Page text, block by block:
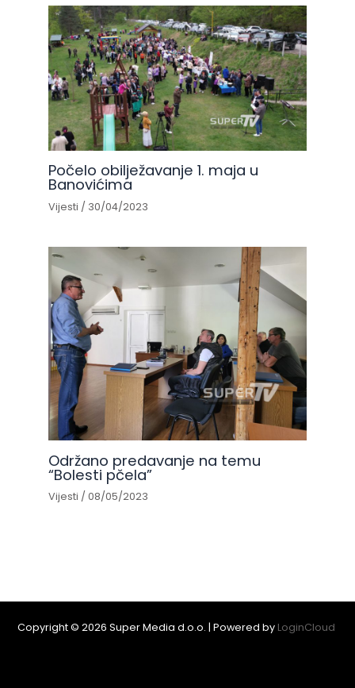
Počelo obilježavanje 1. maja u
Banovićima
Vijesti / 30/04/2023
Održano predavanje na temu
“Bolesti pčela”
Vijesti /08/05/2023
Copyright © 2026 Super Media d.o.o. | Powered by LoginCloud